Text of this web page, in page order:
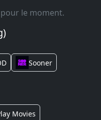
le moment.
Sooner
Movies